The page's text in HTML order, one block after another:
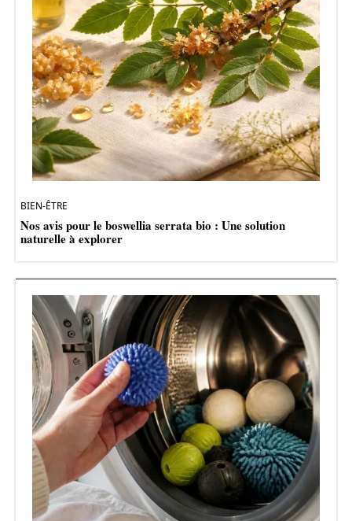
BIEN-ÊTRE
Nos avis pour le boswellia serrata bio : Une solution
naturelle à explorer